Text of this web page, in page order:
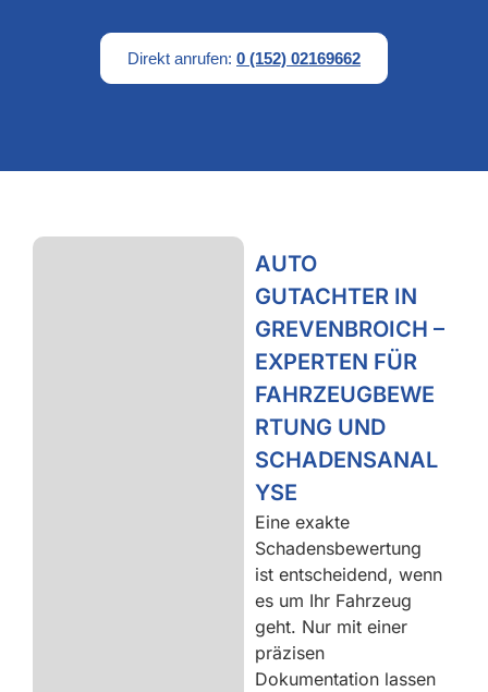
Direkt anrufen: 0 (152) 02169662
AUTO
GUTACHTER IN
GREVENBROICH –
EXPERTEN FÜR
FAHRZEUGBEWE
RTUNG UND
SCHADENSANAL
YSE
Eine exakte
Schadensbewertung
ist entscheidend, wenn
es um Ihr Fahrzeug
geht. Nur mit einer
präzisen
Dokumentation lassen